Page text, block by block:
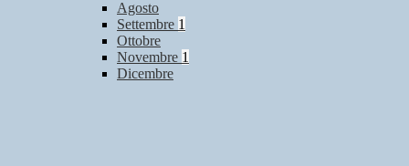
Agosto
Settembre 1
Ottobre
Novembre 1
Dicembre